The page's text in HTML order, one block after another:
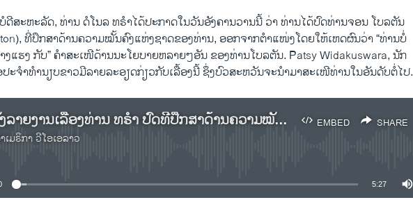
ດີສະ​ຫະ​ລັດ, ທ່ານ ດໍ​ໂນ​ລ ທ​ຣຳໄດ້​ປະ​ກາດ​ໃນ​ວັນ​ອັງ​ຄານວານນີ້ ວ່າ ທ່ານ​ໄດ້​ປົດ​ທ່ານຈອນ ໂບ​ລ​ຕັນ
ທີ່​ປຶກ​ສາ​ດ້ານ​ຄວາມ​ໝັ້ນ​ຄົງແຫ່ງຊາດຂອງ​ທ່ານ, ອອກ​ຈາກ​ຕຳ​ແໜ່ງໂດຍໃຫ້​ເຫດ​ຜົນ​ວ່າ “ທ່ານບໍ່​
ງແຮງ ​ກັບ” ຄຳ​ສະ​ເໜີ​ດ້ານ​ນະ​ໂຍ​ບາຍຫລາຍໆ​ອັນ​ ຂອງ​ທ່ານ​ໂບ​ລ​ຕັນ. Patsy Widakuswara, ນັກ​
ປະ​ຈຳ​ທຳ​ນຽບ​ຂາວ​ມີ​ລາຍ​ລະ​ອຽດ​ກ່ຽວ​ກັບ​ເລື້ອງນີ້ ຊຶ່ງ​ບົວ​ສະ​ຫວັນ​ຈະ​ນຳ​ມາ​ສະ​ເໜີ​ທ່ານ​ໃນ​ອັນ​ດັບ​ຕໍ່​ໄປ.
EMBED SHARE
​ເຊີນ​ຟັງ​ລາຍ​ງານເລື້ອງ​ທ່ານ ທ​ຣຳ ປົດ​ທີ່​ປຶກ​ສາ​ດ້ານ​ຄວາມ​ໝັ້ນ​ຄົງ​ແຫ່ງ​ຊາດ ອອກ​ຈາກ​ຕຳ​ແໜ່ງ
ເມຣິກາ ວີໂອເອລາວ
5:27